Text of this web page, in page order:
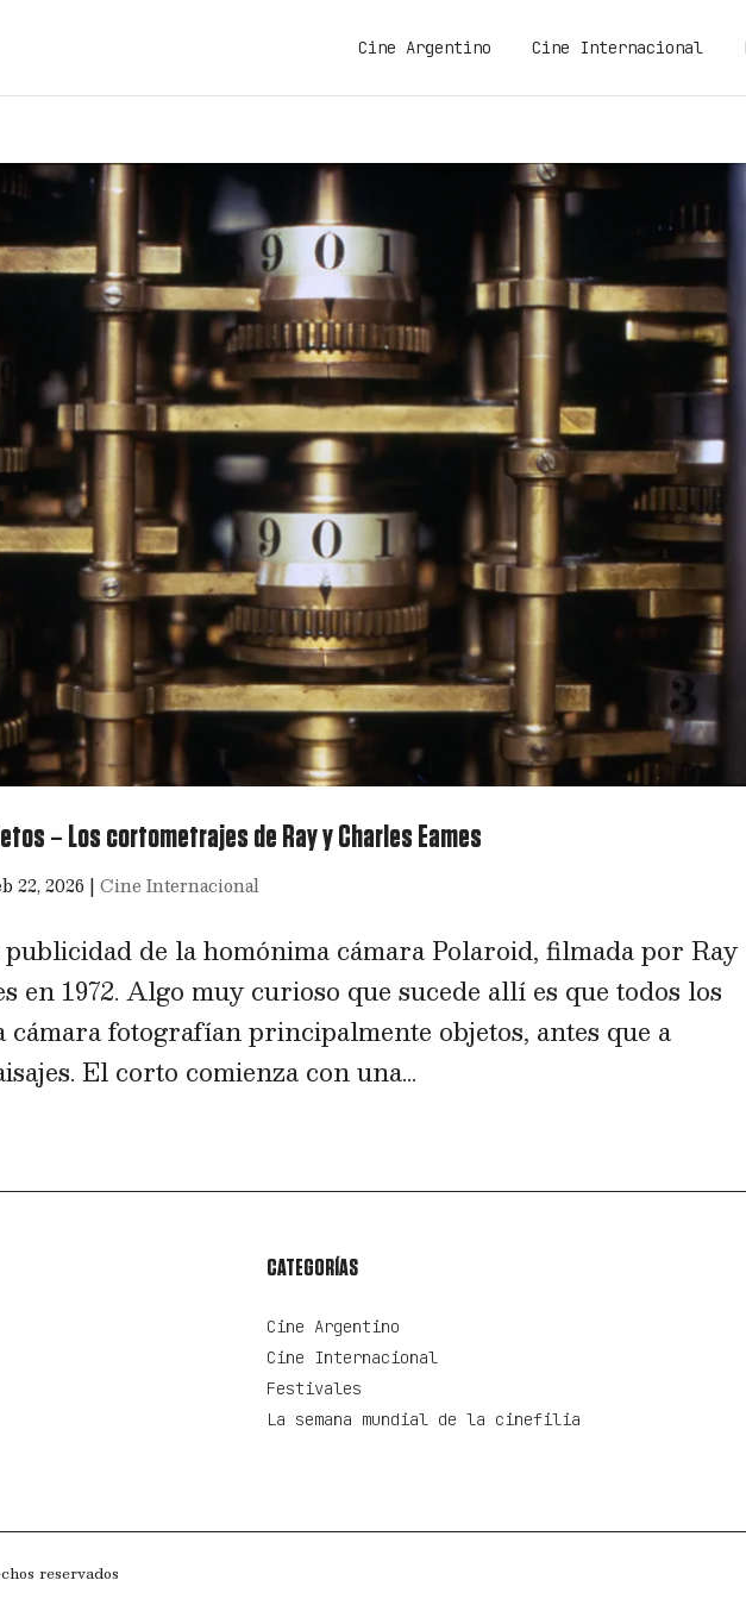
Cine Argentino Cine Internacional
– Los cortometrajes de Ray y Charles Eames
22, 2026 |Cine Internacional
publicidad de la homónima cámara Polaroid, filmada por
en 1972. Algo muy curioso que sucede allí es que todos los
cámara fotografían principalmente objetos, antes que a
El corto comienza con una...
CATEGORÍAS
Cine Argentino
Cine Internacional
Festivales
La semana mundial de la cinefilia
reservados